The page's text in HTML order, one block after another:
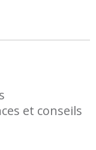
et conseils